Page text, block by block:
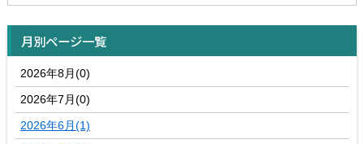
月別ページ一覧
2026年8月(0)
2026年7月(0)
2026年6月(1)